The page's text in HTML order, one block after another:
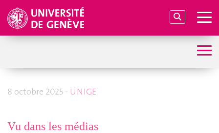
8 octobre 2025 - UNIGE
Vu dans les médias